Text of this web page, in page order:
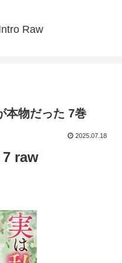
Raw
本物だった 7巻
2025.07.18
7 raw